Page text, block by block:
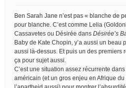
Ben Sarah Jane n’est pas « blanche de
pour blanche. C’est comme Lelia
Cassavetes ou Désirée dans Désirée’s
Baby de Kate Chopin, y’a aussi un beau
aussi là-dessus. Et puis un des premiers
ça pour sujet aussi.
C’est une situation assez récurrente
américain (et un gros enjeu en Afrique